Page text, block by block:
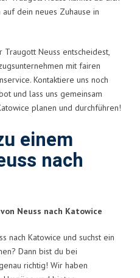
dein neues Zuhause in
Neuss entscheidest,
mit fairen
Kontaktiere uns noch
und lass uns gemeinsam
planen und durchführen!
einem
nach
Neuss nach Katowice
nach Katowice und suchst ein
Dann bist du bei
richtig! Wir haben